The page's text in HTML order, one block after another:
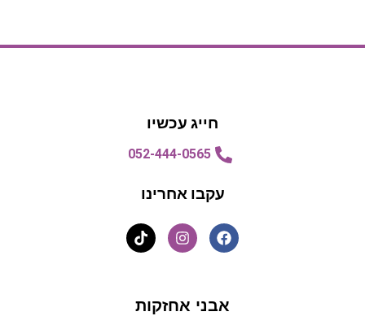
חייג עכשיו
052-444-0565
עקבו אחרינו
אבני אחזקות